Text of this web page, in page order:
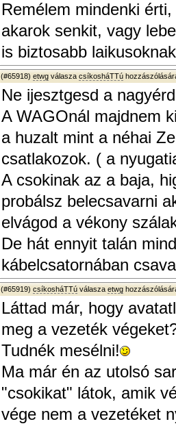
Remélem mindenki
akarok senkit, vagy
is biztosabb
(#65918) etwg válasza csíkosháTTú
Ne ijesztgesd a
A WAGOnál majdnem
a huzalt mint a néhai
csatlakozok. ( a
A csokinak az a baja,
probálsz belecsavarni
elvágod a vékony
De hát ennyit talán
kábelcsatornában
(#65919) csíkosháTTú válasza etwg
Láttad már, hogy
meg a vezeték
Tudnék mesélni!
Ma már én az utolsó
"csokikat" látok, amik
vége nem a vezetéket